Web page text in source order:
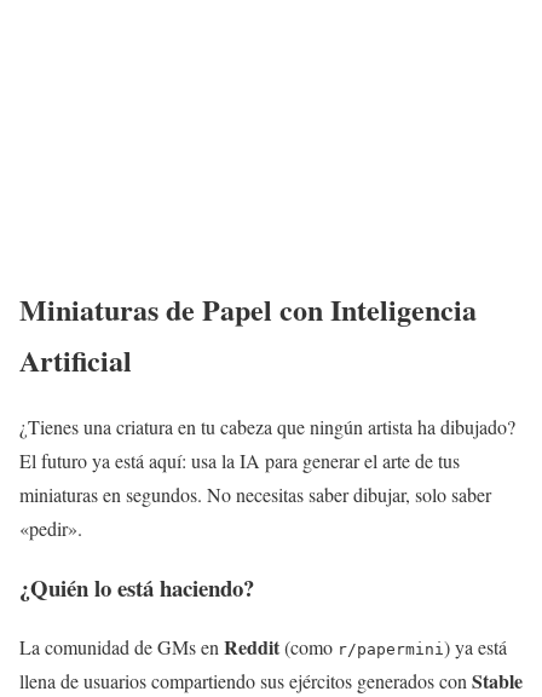
Miniaturas de Papel con Inteligencia
Artificial
¿Tienes una criatura en tu cabeza que ningún artista ha dibujado?
El futuro ya está aquí: usa la IA para generar el arte de tus
miniaturas en segundos. No necesitas saber dibujar, solo saber
«pedir».
¿Quién lo está haciendo?
La comunidad de GMs en Reddit(como r/papermini ) ya está
llena de usuarios compartiendo sus ejércitos generados con Stable